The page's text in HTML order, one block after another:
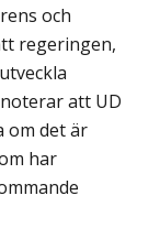
och
regeringen,
att UD
om det är
har